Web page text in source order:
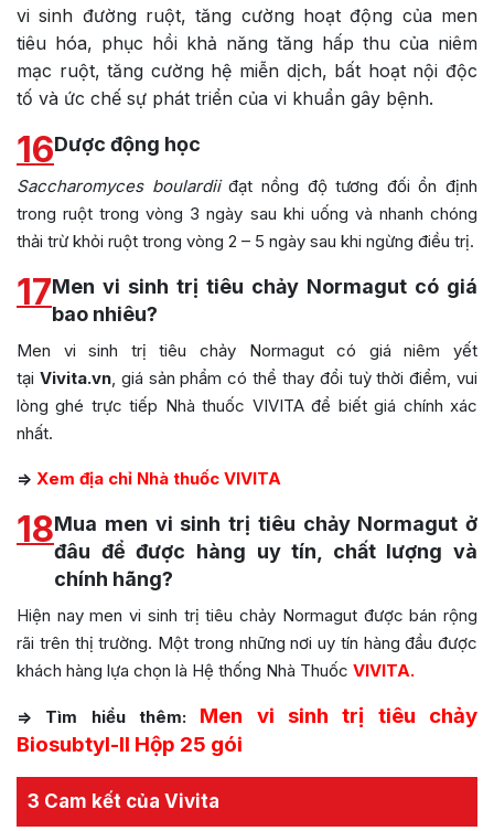
vi sinh đường ruột, tăng cường hoạt động của men
tiêu hóa, phục hồi khả năng tăng hấp thu của niêm
mạc ruột, tăng cường hệ miễn dịch, bất hoạt nội độc
tố và ức chế sự phát triển của vi khuẩn gây bệnh.
16Dược động học
Saccharomyces boulardiiđạt nồng độ tương đối ổn định
trong ruột trong vòng 3 ngày sau khi uống và nhanh chóng
thải trừ khỏi ruột trong vòng 2 – 5 ngày sau khi ngừng điều trị.
17Men vi sinh trị tiêu chảy Normagut có giá
bao nhiêu?
Men vi sinh trị tiêu chảy Normagutcó giá niêm yết
tại Vivita.vn, giá sản phẩm có thể thay đổi tuỳ thời điểm, vui
lòng ghé trực tiếp Nhà thuốc VIVITA để biết giá chính xác
nhất.
=> Xem địa chỉ Nhà thuốc VIVITA
18Mua men vi sinh trị tiêu chảy Normagut ở
đâu để được hàng uy tín, chất lượng và
chính hãng?
Hiện nay men vi sinh trị tiêu chảy Normagut được bán rộng
rãi trên thị trường. Một trong những nơi uy tín hàng đầu được
khách hàng lựa chọn là Hệ thống Nhà Thuốc VIVITA.
=> Tìm hiểu thêm: Men vi sinh trị tiêu chảy
Biosubtyl-II Hộp 25 gói
3 Cam kết của Vivita